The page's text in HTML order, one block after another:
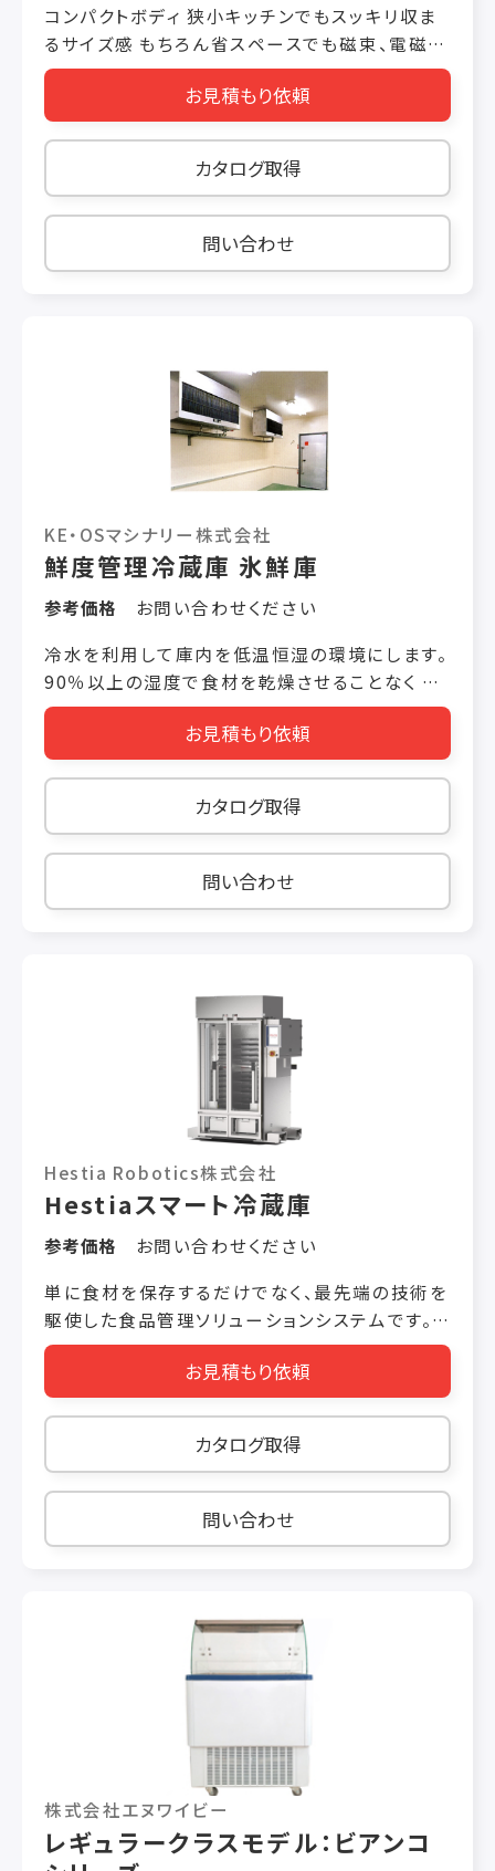
も装飾なく、厨房の動線もスムーズ ◎ドアの端面
全体が手がかりになるので、身長の差や姿勢、利
き手の違いに影響なく開閉できます。 ◎シリーズ
バリエーション 冷蔵庫・冷凍庫・冷凍冷蔵庫シリ
ーズでは、間口610、760、900、1200、1500、
1790㎜、奥行655、805、860㎜をラインナップ。
【高い省エネ性、豊富なバリエーション、オプショ
ト・環境へのやさしさ インバーター制御でムダな
電力消費を抑えます。 環境に優しいノンフロン発
ガラス扉タイプ冷蔵庫 収納物、収納量が一目で
きるガラス扉タイプ。間口610、760、900、1200、
1500㎜、奥行き655、805㎜のラインアップ。「セ
ンターピラーレス」タイプもラインアップ。 ◎豊富
なオプション、オーダーメイド対応 設置場所や用
が可能です。
コンパクトボディ 狭小キッチンでもスッキリ収ま
るサイズ感 もちろん省スペースでも磁束、電磁
波、冷風のプロトン凍結をしっかり搭載 冷凍保管
庫付き 冷凍保管庫付きで凍結した商品をすぐに
保管 コンデンシングユニット一体型 コンデンシ
ングユニット内蔵で配管工事不要で設置可能で
法： 幅900×奥行880×高さ1850(mm) 凍結庫
内寸法： 幅561×奥行361×高さ314(mm) 幅
530×奥行325(mm)専用トレー ホテルパン1/1
お見積もり依頼
カタログ取得
問い合わせ
KE・OSマシナリー株式会社
鮮度管理冷蔵庫 氷鮮庫
参考価格
お問い合わせください
冷水を利用して庫内を低温恒湿の環境にします。
90％以上の湿度で食材を乾燥させることなく 保
管できます。既存のユニットクーラーはそのまま
利用し高湿度の為にシステムを追加することも
可能です。 【高湿恒温冷蔵システム】 庫内湿度平
均95％、温度平均3～20℃の鮮度保持冷蔵庫で
す。野菜等の採れたての味がそのままに。 食材の
みならず、低温度・高湿度で貯蔵する必要がある
ものであれば、一度ご検討ください。 ＜メリット＞
［1］食品を乾燥から守る 湿度が平均90%なの
氷鮮庫システムを追加するだけで氷鮮庫に早変
わりできます。 特長 その2）庫内湿度95%温度
3℃でも庫内は結露しません。（ドアの開閉頻度や
使用状況による） 特長 その3）オゾン装置を具備
する事で庫内を菌から守ります。（※オプション）
特長 その4）通常冷蔵システムと違いデフロスト
運転がないため、ドアを閉めた貯蔵期間中は温
度に 大きなブレがありません。（冷水を利用した
湿度管理の場合） ＜用途＞ ・野菜の保存 ・魚卵
の解凍 ・トロピカルフルーツの保管 ・チーズの熟
成 ・鶏卵貯蔵 ・白菜貯蔵 ・高付加価値鮮度品物
流倉庫 等 ＜システム例＞ ①分離型の場合 ※
画像7枚目 貯蔵庫のサイズが大きく、庫内にエア
ーワッシャーを数台設置する場合、1台ずつのチ
ラーと 冷水タンクでマルチ運転が可能です。 ②
直膨型の場合 ※画像8枚目 貯蔵庫のサイズが
台の場合、冷凍機を使用した 直膨型の運転が可
能です。 ③既存の冷蔵庫に追加する場合 ※画
の エアーワッシャーで行います。
お見積もり依頼
カタログ取得
問い合わせ
Hestia Robotics株式会社
Hestiaスマート冷蔵庫
参考価格
お問い合わせください
単に食材を保存するだけでなく、最先端の技術を
駆使した食品管理ソリューションシステムです。
最大336 個の食材ポーションカップを収納可能。
POSと連携することで注文を受けると必要な食
材の識別及び調理機への転送を自動的に行いま
お見積もり依頼
カタログ取得
問い合わせ
株式会社エヌワイビー
レギュラークラスモデル：ビアンコ